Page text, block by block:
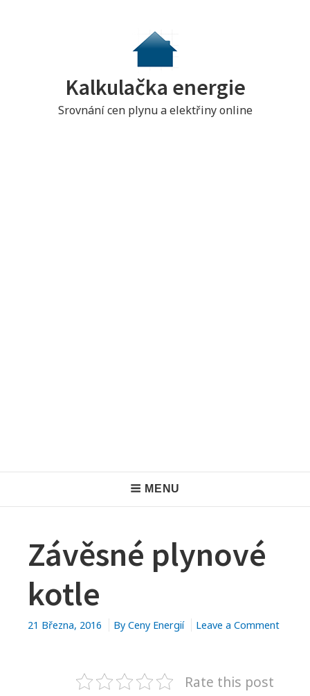
Kalkulačka energie
Srovnání cen plynu a elektřiny online
e
MENU
Závěsné plynové
kotle
21 Března, 2016 By Ceny Energií
Leave a Comment
Rate this post